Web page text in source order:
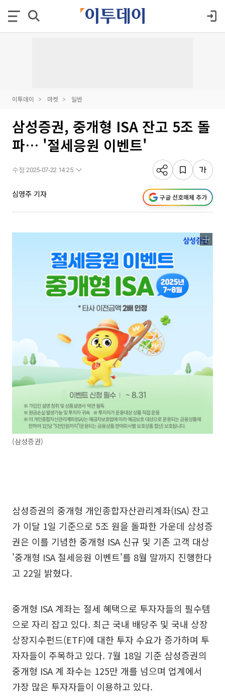
이투데이 마켓 일반
삼성증권, 중개형 ISA 잔고 5조 돌
파… '절세응원 이벤트'
수정 2025-07-22 14:25
심영주 기자 구글 선호매체 추가
(삼성증권)
삼성증권의 중개형 개인종합자산관리계좌(ISA) 잔고
가 이달 1일 기준으로 5조 원을 돌파한 가운데 삼성증
권은 이를 기념한 중개형 ISA 신규 및 기존 고객 대상
'중개형 ISA 절세응원 이벤트'를 8월 말까지 진행한다
고 22일 밝혔다.
중개형 ISA 계좌는 절세 혜택으로 투자자들의 필수템
으로 자리 잡고 있다. 최근 국내 배당주 및 국내 상장
상장지수펀드(ETF)에 대한 투자 수요가 증가하며 투
자자들이 주목하고 있다. 7월 18일 기준 삼성증권의
중개형 ISA 계 좌수는 125만 개를 넘으며 업계에서
가장 많은 투자자들이 이용하고 있다.